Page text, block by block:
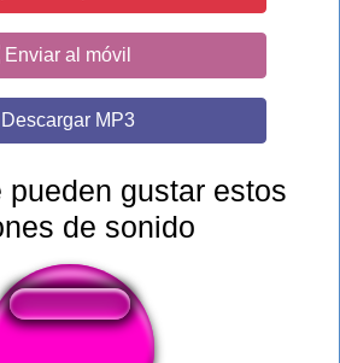
Enviar al móvil
MP3
pueden gustar estos
de sonido